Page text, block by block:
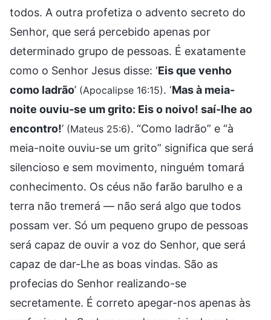
todos. A outra profetiza o advento secreto do
Senhor, que será percebido apenas por
determinado grupo de pessoas. É exatamente
como o Senhor Jesus disse: ‘Eis que venho
como ladrão’ (Apocalipse 16:15). ‘Mas à meia-
noite ouviu-se um grito: Eis o noivo! saí-lhe ao
encontro!’ (Mateus 25:6). “Como ladrão” e “à
meia-noite ouviu-se um grito” significa que será
silencioso e sem movimento, ninguém tomará
conhecimento. Os céus não farão barulho e a
terra não tremerá — não será algo que todos
possam ver. Só um pequeno grupo de pessoas
será capaz de ouvir a voz do Senhor, que será
capaz de dar-Lhe as boas vindas. São as
profecias do Senhor realizando-se
secretamente. É correto apegar-nos apenas às